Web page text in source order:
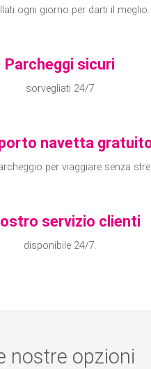
ogni giorno per darti il meglio.
Parcheggi sicuri
sorvegliati 24/7
navetta
per viaggiare senza
servizio clienti
disponibile 24/7.
nostre opzioni